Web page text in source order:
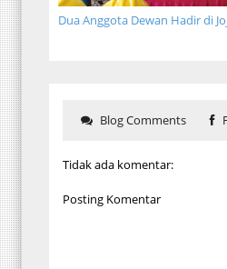
Dua Anggota Dewan Hadir di
Blog Comments
Tidak ada komentar:
Posting Komentar